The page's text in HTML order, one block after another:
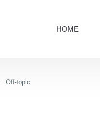
HOME
Off-topic